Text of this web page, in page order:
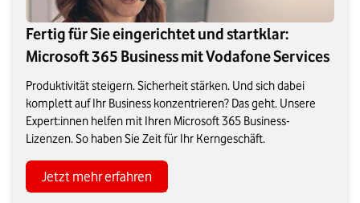
Fertig für Sie eingerichtet und startklar:
Microsoft 365 Business mit Vodafone Services
Produktivität steigern. Sicherheit stärken. Und sich dabei
komplett auf Ihr Business konzentrieren? Das geht. Unsere
Expert:innen helfen mit Ihren Microsoft 365 Business-
Lizenzen. So haben Sie Zeit für Ihr Kerngeschäft.
Jetzt mehr erfahren